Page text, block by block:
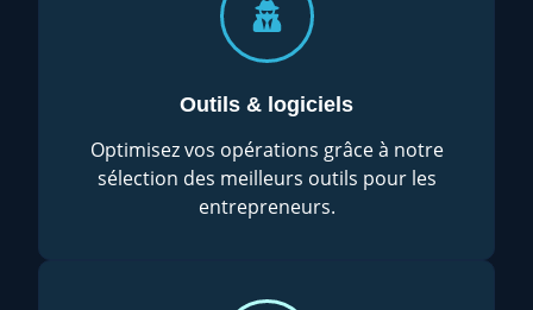
Outils & logiciels
Optimisez vos opérations grâce à notre
sélection des meilleurs outils pour les
entrepreneurs.